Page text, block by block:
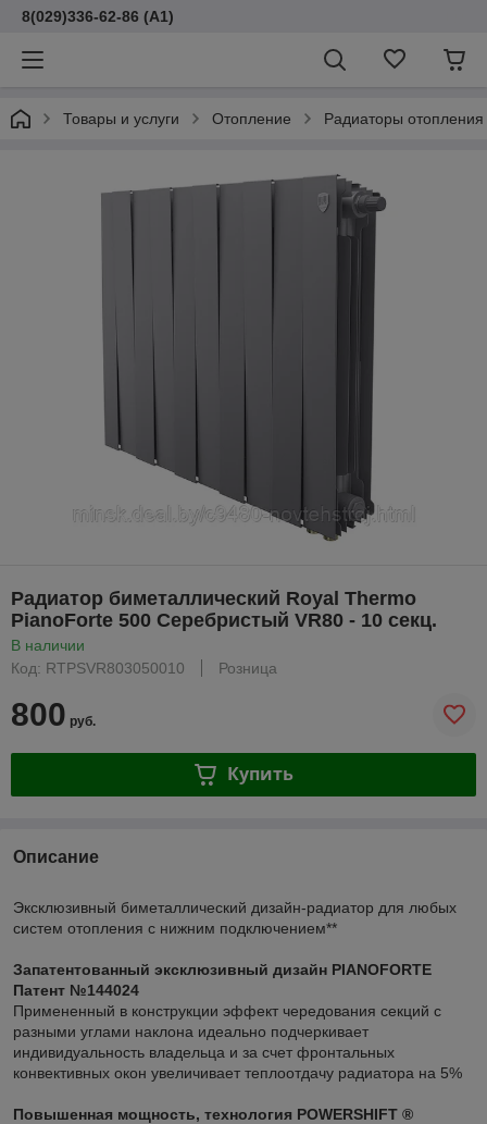
8(029)336-62-86 (A1)
Товары и услуги Отопление Радиаторы отопления
Радиатор биметаллический Royal Thermo
PianoForte 500 Серебристый VR80 - 10 секц.
В наличии
Код: RTPSVR803050010
Розница
800 руб.
Купить
Описание
Эксклюзивный биметаллический дизайн-радиатор для любых
систем отопления с нижним подключением**
Запатентованный эксклюзивный дизайн PIANOFORTE
Патент №144024
Примененный в конструкции эффект чередования секций с
разными углами наклона идеально подчеркивает
индивидуальность владельца и за счет фронтальных
конвективных окон увеличивает теплоотдачу радиатора на 5%
Повышенная мощность, технология POWERSHIFT ®